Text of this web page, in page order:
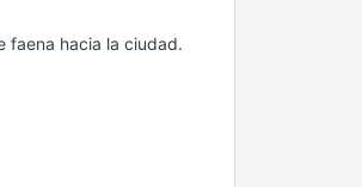
faena hacia la ciudad.